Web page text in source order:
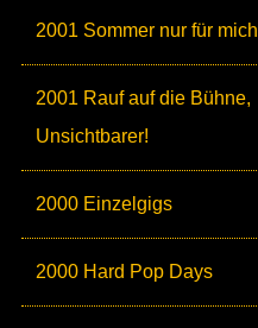
2001 Sommer nur für mich
2001 Rauf auf die Bühne,
Unsichtbarer!
2000 Einzelgigs
2000 Hard Pop Days